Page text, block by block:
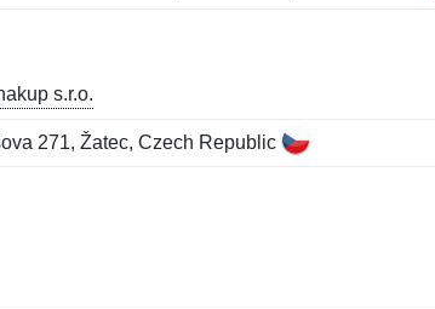
s.r.o.
271, Žatec, Czech Republic